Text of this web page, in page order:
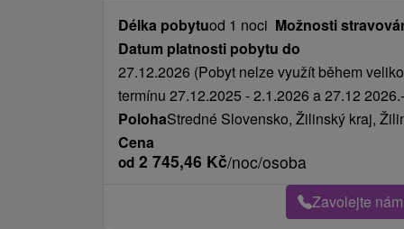
Délka pobytuod 1 noci Možnosti
Datum platnosti pobytu do
27.12.2026 (Pobyt nelze využít během
termínu 27.12.2025 - 2.1.2026 a 27.12
PolohaStredné Slovensko, Žilinský kraj,
Cena
od 2 745,46 Kč/noc/osoba
Zavolejte